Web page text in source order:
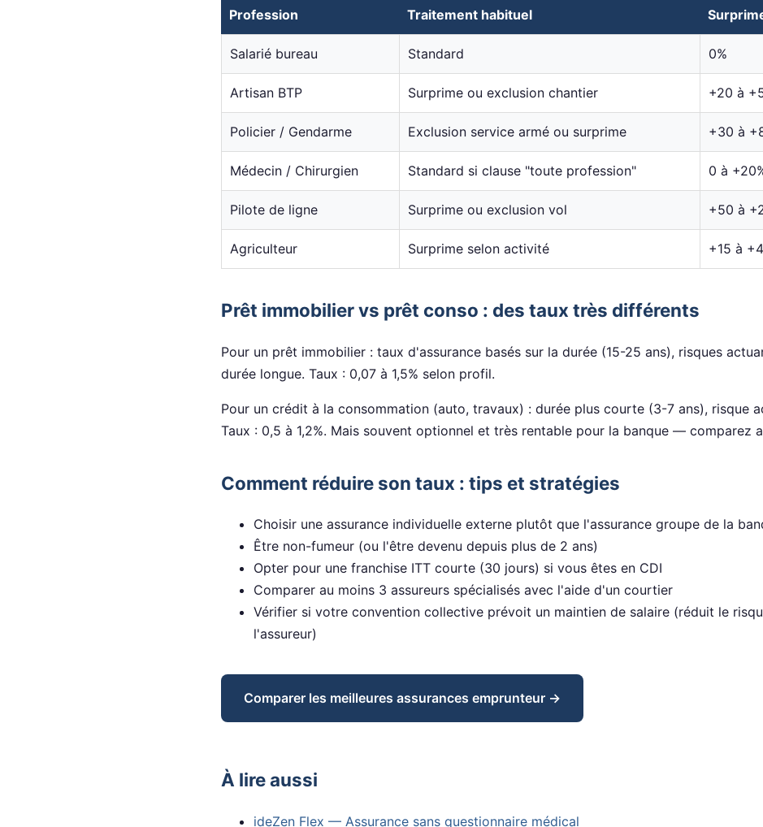
Profession Traitement habituel
Salarié bureau Standard 0%
Artisan BTP Surprime ou exclusion chantier +20 à
Policier / Gendarme Exclusion service armé ou surprime +30 à
Médecin / Chirurgien Standard si clause "toute profession" 0 à
Pilote de ligne Surprime ou exclusion vol +50 à
Agriculteur Surprime selon activité +15 à
Prêt immobilier vs prêt conso : des taux très différents
Pour un prêt immobilier : taux d'assurance basés sur la durée (15-25 ans), risques
durée longue. Taux : 0,07 à 1,5% selon profil.
Pour un crédit à la consommation (auto, travaux) : durée plus courte (3-7 ans), risque
Taux : 0,5 à 1,2%. Mais souvent optionnel et très rentable pour la banque — comparez
Comment réduire son taux : tips et stratégies
Choisir une assurance individuelle externe plutôt que l'assurance groupe de la
Être non-fumeur (ou l'être devenu depuis plus de 2 ans)
Opter pour une franchise ITT courte (30 jours) si vous êtes en CDI
Comparer au moins 3 assureurs spécialisés avec l'aide d'un courtier
Vérifier si votre convention collective prévoit un maintien de salaire (réduit le
l'assureur)
Comparer les meilleures assurances emprunteur →
À lire aussi
ideZen Flex — Assurance sans questionnaire médical